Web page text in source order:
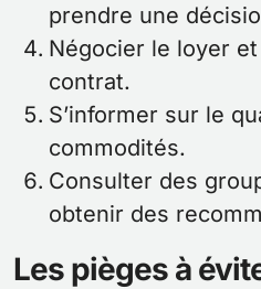
prendre une
Négocier le loyer
contrat.
S’informer sur le
commodités.
Consulter des
obtenir des
Les pièges à